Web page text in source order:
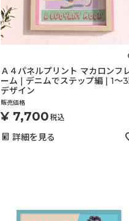
Ａ４パネルプリント マカロンフ
ーム | デニムでステップ編 | 1～
デザイン
販売価格
¥ 7,700 税込
詳細を見る